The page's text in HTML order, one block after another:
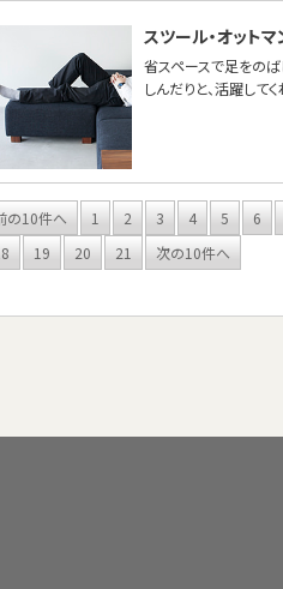
スツール・オット
省スペースで足をのば
しんだりと、活躍して
の10件へ 1 2 3 4 5 6
19 20 21 次の10件へ